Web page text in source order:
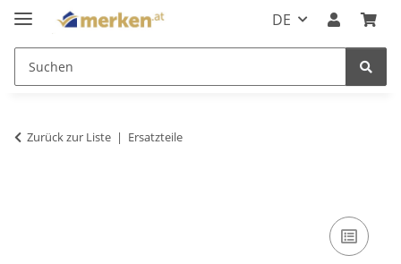
DE
Zurück zur Liste Ersatzteile